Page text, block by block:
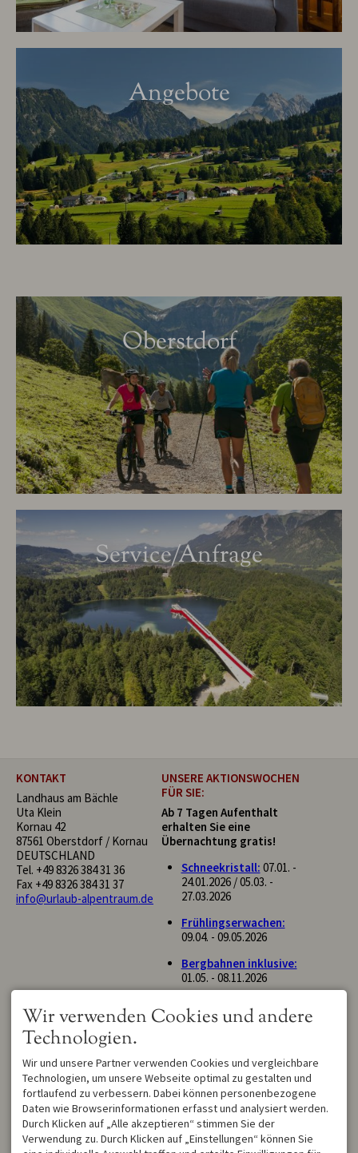
Angebote
Oberstdorf
Service/Anfrage
KONTAKT
Landhaus am Bächle
Uta Klein
Kornau 42
87561 Oberstdorf / Kornau
DEUTSCHLAND
Tel. +49 8326 384 31 36
Fax +49 8326 384 31 37
info@urlaub-alpentraum.de
UNSERE AKTIONSWOCHEN
FÜR SIE:
Ab 7 Tagen Aufenthalt
erhalten Sie eine
Übernachtung gratis!
Schneekristall: 07.01. -
24.01.2026 / 05.03. -
27.03.2026
Frühlingserwachen:
09.04. - 09.05.2026
Bergbahnen inklusive:
01.05. - 08.11.2026
Goldener Herbst:
24.10.
- 12.12.2026
DAFÜR STEHEN WIR:
Bestpreis Garantie bei
Direktbuchung
gratisStornobei
Beherbergungsverbot
persönliche Betreuung
durch die Alpenträumer
hochwertige
Bettwäsche/Handtücher
jede Wohnung mit
eigenem Parkplatz
alle Wohnungen mit
Balkon/Terrasse
WLAN gratis
Wir verwenden Cookies und andere
Technologien.
Wir und unsere Partner verwenden Cookies und vergleichbare
Technologien, um unsere Webseite optimal zu gestalten und
fortlaufend zu verbessern. Dabei können personenbezogene
Daten wie Browserinformationen erfasst und analysiert werden.
Durch Klicken auf „Alle akzeptieren“ stimmen Sie der
Verwendung zu. Durch Klicken auf „Einstellungen“ können Sie